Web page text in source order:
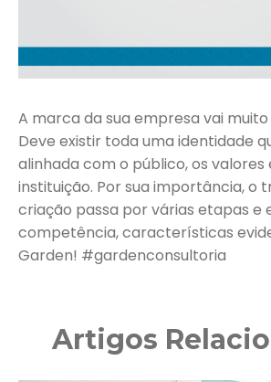
A marca da sua empresa vai
Deve existir toda uma identidade
alinhada com o público, os valores
instituição. Por sua importância, o
criação passa por várias etapas e
competência, características
Garden! #gardenconsultoria
Artigos